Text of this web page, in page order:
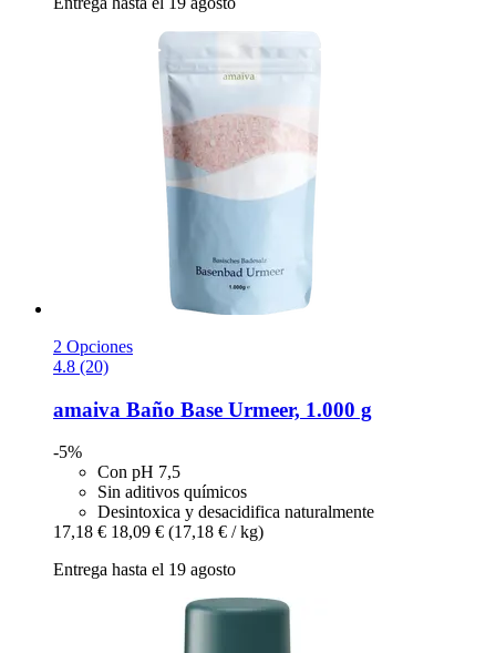
2 Opciones
4.8 (20)
amaiva Baño Base Urmeer, 1.000 g
-5%
Con pH 7,5
Sin aditivos químicos
Desintoxica y desacidifica naturalmente
17,18 € 18,09 € (17,18 € / kg)
Entrega hasta el 19 agosto